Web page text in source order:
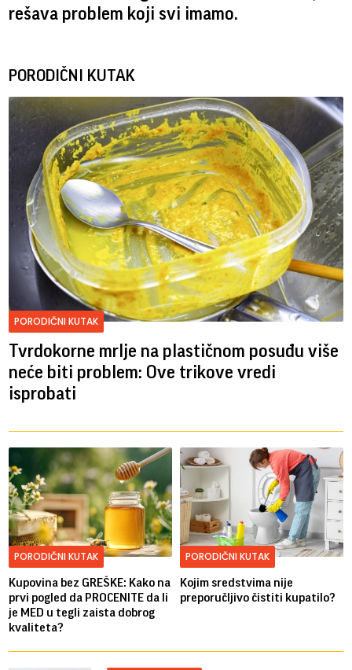
rešava problem koji svi imamo.
PORODIČNI KUTAK
PORODIČNI KUTAK
Tvrdokorne mrlje na plastičnom posuđu više
neće biti problem: Ove trikove vredi
isprobati
PORODIČNI KUTAK
Kupovina bez GREŠKE: Kako na
prvi pogled da PROCENITE da li
je MED u tegli zaista dobrog
kvaliteta?
PORODIČNI KUTAK
Kojim sredstvima nije
preporučljivo čistiti kupatilo?